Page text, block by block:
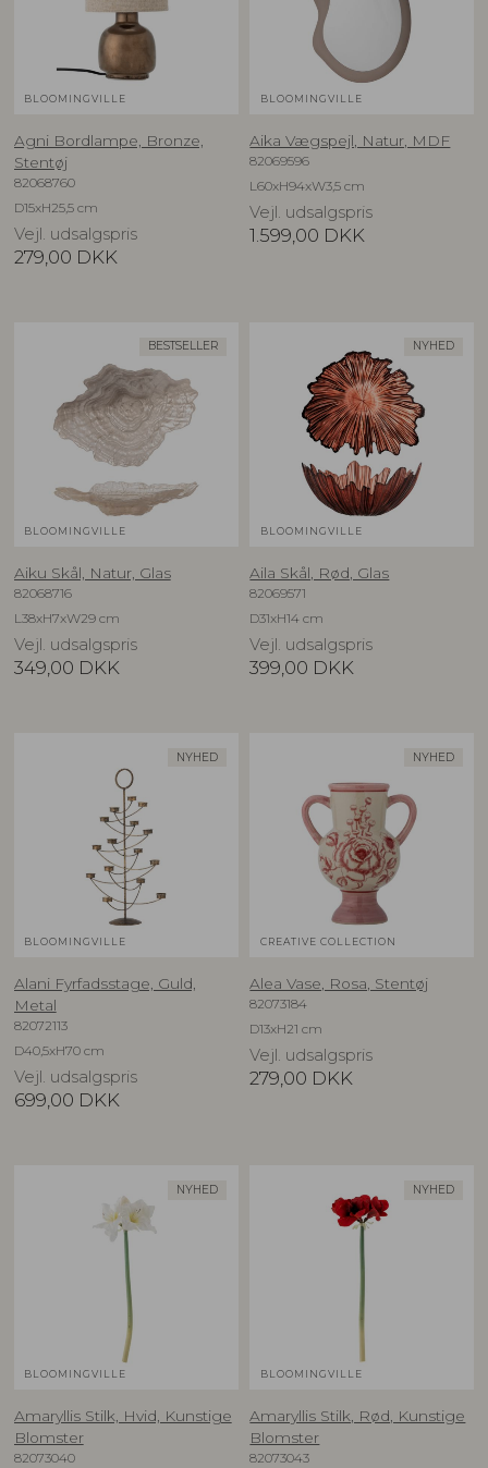
BLOOMINGVILLE
Agni Bordlampe, Bronze,
Stentøj
82068760
D15xH25,5 cm
Vejl. udsalgspris
279,00 DKK
BLOOMINGVILLE
Aika Vægspejl, Natur, MDF
82069596
L60xH94xW3,5 cm
Vejl. udsalgspris
1.599,00 DKK
BESTSELLER
BLOOMINGVILLE
Aiku Skål, Natur, Glas
82068716
L38xH7xW29 cm
Vejl. udsalgspris
349,00 DKK
NYHED
BLOOMINGVILLE
Aila Skål, Rød, Glas
82069571
D31xH14 cm
Vejl. udsalgspris
399,00 DKK
NYHED
BLOOMINGVILLE
Alani Fyrfadsstage, Guld,
Metal
82072113
D40,5xH70 cm
Vejl. udsalgspris
699,00 DKK
NYHED
CREATIVE COLLECTION
Alea Vase, Rosa, Stentøj
82073184
D13xH21 cm
Vejl. udsalgspris
279,00 DKK
NYHED
BLOOMINGVILLE
Amaryllis Stilk, Hvid, Kunstige
Blomster
82073040
NYHED
BLOOMINGVILLE
Amaryllis Stilk, Rød, Kunstige
Blomster
82073043